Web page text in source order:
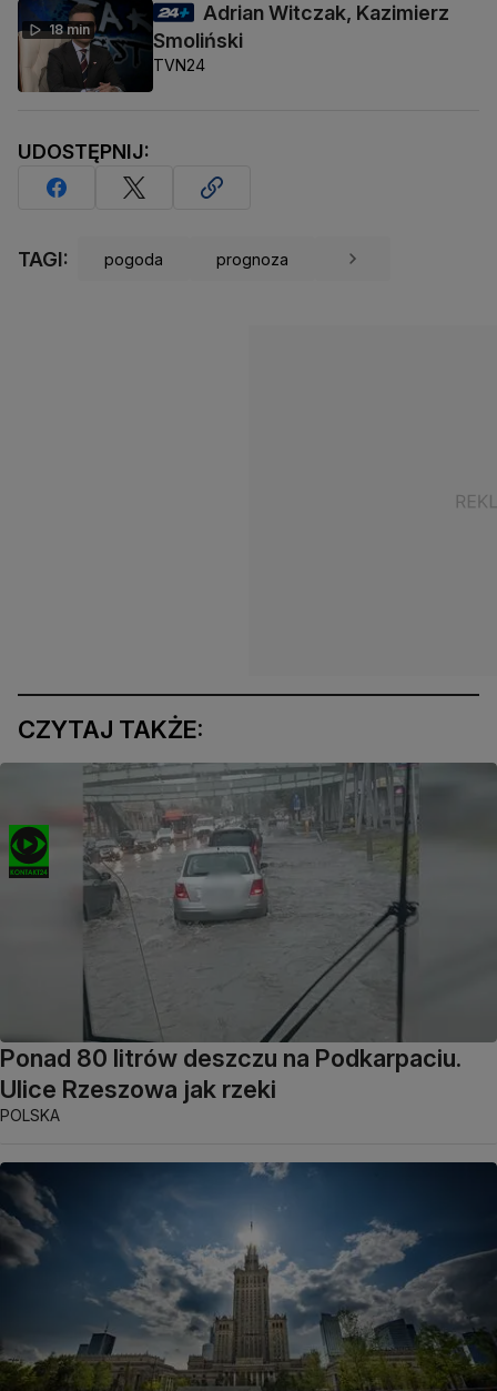
18 min
Adrian Witczak, Kazimierz
Smoliński
TVN24
UDOSTĘPNIJ:
TAGI: pogoda prognoza
CZYTAJ TAKŻE:
Ponad 80 litrów deszczu na Podkarpaciu.
Ulice Rzeszowa jak rzeki
POLSKA